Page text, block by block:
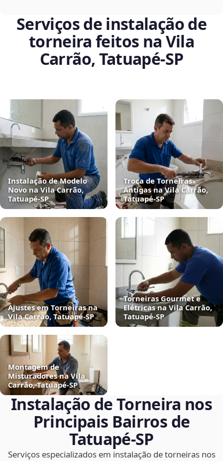
Serviços de instalação de
torneira feitos na Vila
Carrão, Tatuapé‑SP
Instalação de Modelo
Novo na Vila Carrão,
Tatuapé‑SP
Troca de Torneiras
Antigas na Vila Carrão,
Tatuapé‑SP
Ajustes em Torneiras na
Vila Carrão, Tatuapé‑SP
Torneiras Gourmet e
Elétricas na Vila Carrão,
Tatuapé‑SP
Montagem de
Misturadores na Vila
Carrão, Tatuapé‑SP
Instalação de Torneira nos
Principais Bairros de
Tatuapé‑SP
Serviços especializados em instalação de torneiras nos